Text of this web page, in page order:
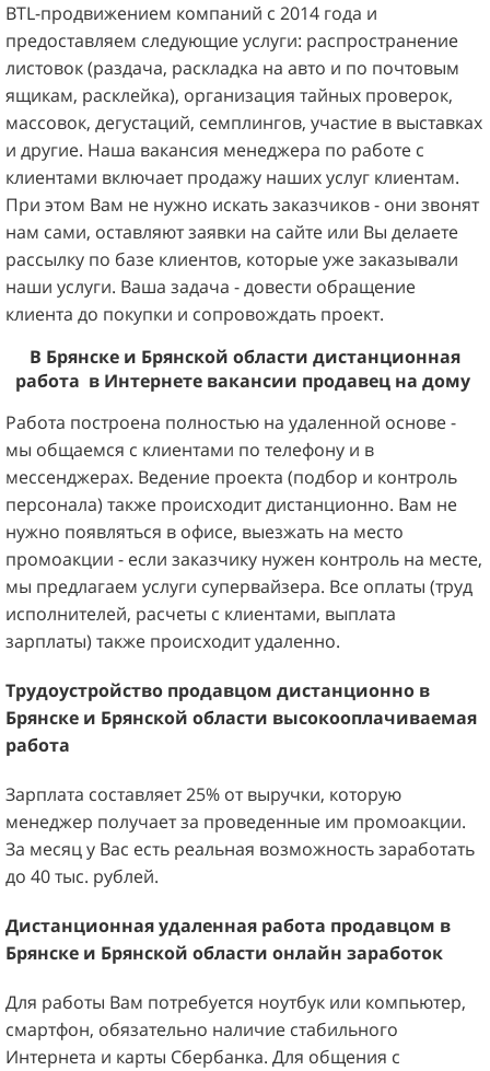
BTL-продвижением компаний с 2014 года и
предоставляем следующие услуги: распространение
листовок (раздача, раскладка на авто и по почтовым
ящикам, расклейка), организация тайных проверок,
массовок, дегустаций, семплингов, участие в выставках
и другие. Наша вакансия менеджера по работе с
клиентами включает продажу наших услуг клиентам.
При этом Вам не нужно искать заказчиков - они звонят
нам сами, оставляют заявки на сайте или Вы делаете
рассылку по базе клиентов, которые уже заказывали
наши услуги. Ваша задача - довести обращение
клиента до покупки и сопровождать проект.
В Брянске и Брянской области дистанционная
работа в Интернете вакансии продавец на дому
Работа построена полностью на удаленной основе -
мы общаемся с клиентами по телефону и в
мессенджерах. Ведение проекта (подбор и контроль
персонала) также происходит дистанционно. Вам не
нужно появляться в офисе, выезжать на место
промоакции - если заказчику нужен контроль на месте,
мы предлагаем услуги супервайзера. Все оплаты (труд
исполнителей, расчеты с клиентами, выплата
зарплаты) также происходит удаленно.
Трудоустройство продавцом дистанционно в
Брянске и Брянской области высокооплачиваемая
работа
Зарплата составляет 25% от выручки, которую
менеджер получает за проведенные им промоакции.
За месяц у Вас есть реальная возможность заработать
до 40 тыс. рублей.
Дистанционная удаленная работа продавцом в
Брянске и Брянской области онлайн заработок
Для работы Вам потребуется ноутбук или компьютер,
смартфон, обязательно наличие стабильного
Интернета и карты Сбербанка. Для общения с